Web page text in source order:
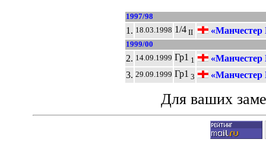
1997/98
1. 18.03.1998 1/4II «Манчестер
1999/00
2. 14.09.1999 Гр1 1
«Манчестер
3. 29.09.1999 Гр1 3 «Манчестер
Для ваших